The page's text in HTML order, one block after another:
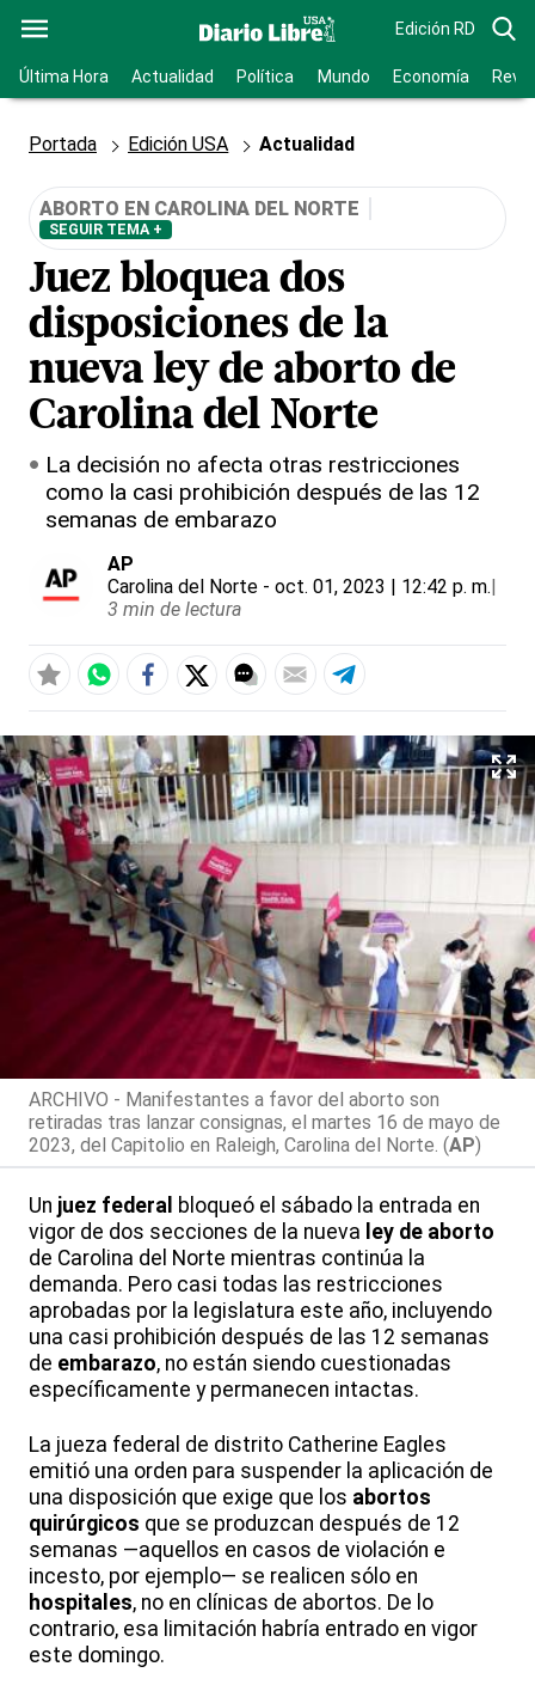
Edición RD
Última Hora Actualidad Política Mundo Economía
Portada Edición USA Actualidad
ABORTO EN CAROLINA DEL NORTE
SEGUIR TEMA +
Juez bloquea dos
disposiciones de la
nueva ley de aborto de
Carolina del Norte
La decisión no afecta otras restricciones
como la casi prohibición después de las 12
semanas de embarazo
AP
Carolina del Norte - oct. 01, 2023 | 12:42 p. m.|
3 min de lectura
ARCHIVO - Manifestantes a favor del aborto son
retiradas tras lanzar consignas, el martes 16 de mayo de
2023, del Capitolio en Raleigh, Carolina del Norte. (AP)
Un juez federal bloqueó el sábado la entrada en
vigor de dos secciones de la nueva ley de aborto
de Carolina del Norte mientras continúa la
demanda. Pero casi todas las restricciones
aprobadas por la legislatura este año, incluyendo
una casi prohibición después de las 12 semanas
de embarazo, no están siendo cuestionadas
específicamente y permanecen intactas.
La jueza federal de distrito Catherine Eagles
emitió una orden para suspender la aplicación de
una disposición que exige que los abortos
quirúrgicos que se produzcan después de 12
semanas —aquellos en casos de violación e
incesto, por ejemplo— se realicen sólo en
hospitales, no en clínicas de abortos. De lo
contrario, esa limitación habría entrado en vigor
este domingo.